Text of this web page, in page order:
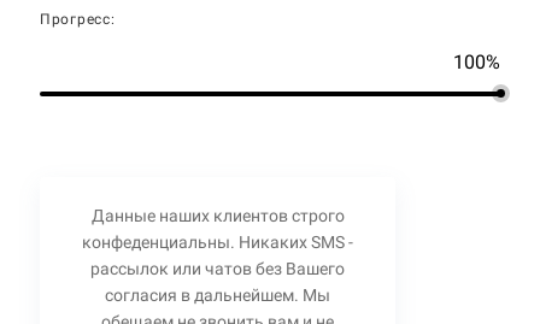
Прогресс:
100%
Данные наших клиентов строго
конфеденциальны. Никаких SMS -
рассылок или чатов без Вашего
согласия в дальнейшем. Мы